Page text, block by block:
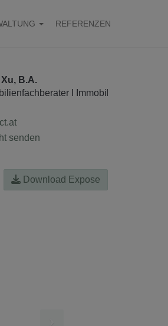
REFERENZEN
B.A.
I Immobilienanalyst
senden
Download Expose